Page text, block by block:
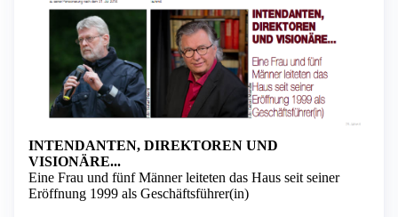
INTENDANTEN, DIREKTOREN UND
VISIONÄRE...
Eine Frau und fünf Männer leiteten das Haus seit seiner
Eröffnung 1999 als Geschäftsführer(in)